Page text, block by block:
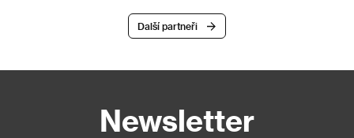
Další partneři
Newsletter